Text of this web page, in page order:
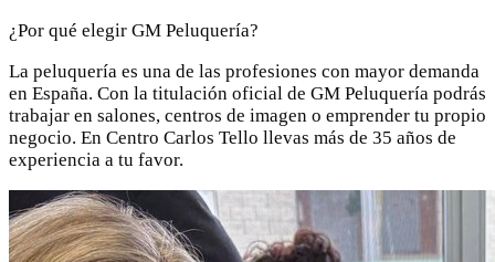
¿Por qué elegir GM Peluquería?
La peluquería es una de las profesiones con mayor demanda
en España. Con la titulación oficial de GM Peluquería podrás
trabajar en salones, centros de imagen o emprender tu propio
negocio. En Centro Carlos Tello llevas más de 35 años de
experiencia a tu favor.